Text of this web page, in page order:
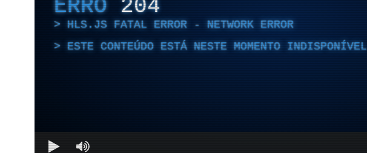
ERRO 204
HLS.JS FATAL ERROR - NETWORK ERROR
ESTE CONTEÚDO ESTÁ NESTE MOMENTO INDISPONÍVEL